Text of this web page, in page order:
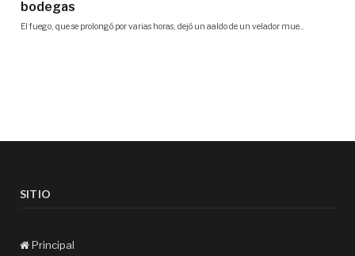
SITIO
Principal